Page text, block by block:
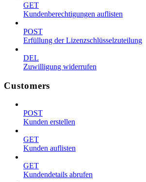
GET
Kundenberechtigungen auflisten
POST
Erfüllung der Lizenzschlüsselzuteilung
DEL
Zuwilligung widerrufen
Customers
POST
Kunden erstellen
GET
Kunden auflisten
GET
Kundendetails abrufen